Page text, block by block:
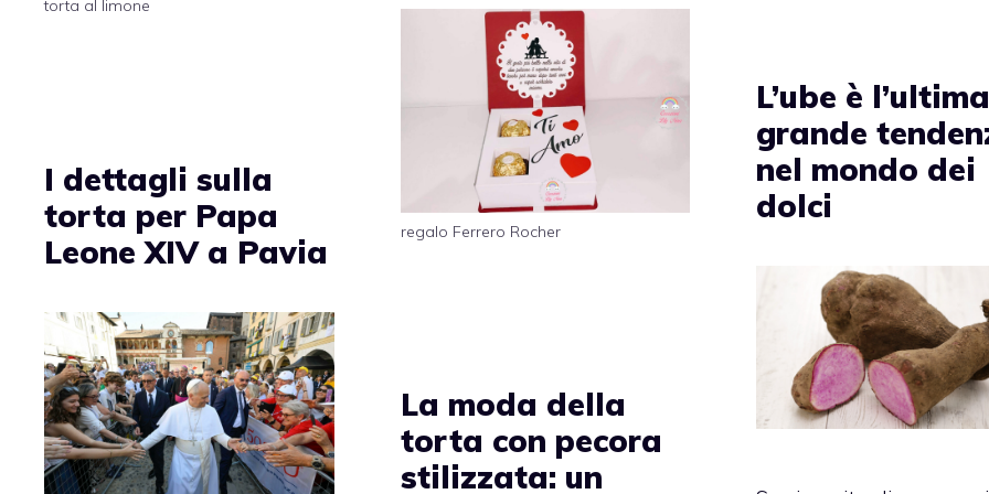
torta al limone
regalo Ferrero Rocher
L’ube è
grande
nel mondo dei
dolci
I dettagli sulla
torta per Papa
Leone XIV a Pavia
La moda della
torta con pecora
stilizzata: un